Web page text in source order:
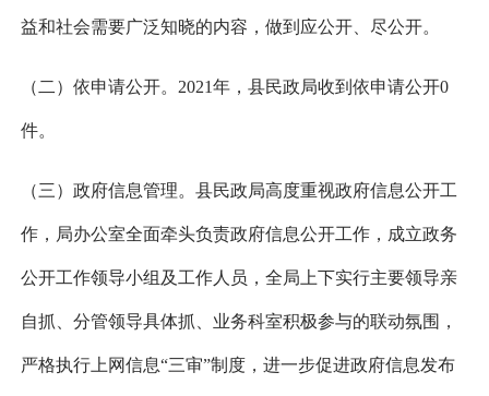
益和社会需要广泛知晓的内容，做到应公开、尽公开。
（二）依申请公开。2021年，县民政局收到依申请公开0
件。
（三）政府信息管理。县民政局高度重视政府信息公开工
作，局办公室全面牵头负责政府信息公开工作，成立政务
公开工作领导小组及工作人员，全局上下实行主要领导亲
自抓、分管领导具体抓、业务科室积极参与的联动氛围，
严格执行上网信息“三审”制度，进一步促进政府信息发布